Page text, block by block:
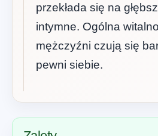
przekłada się na
intymne. Ogólna
mężczyźni czują się
pewni siebie.